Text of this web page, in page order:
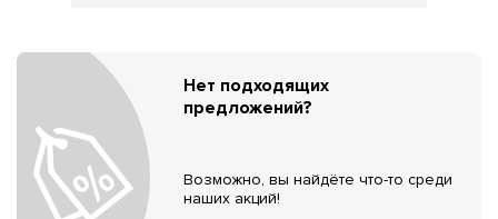
Нет подходящих
предложений?
Возможно, вы найдёте что-то среди
наших акций!